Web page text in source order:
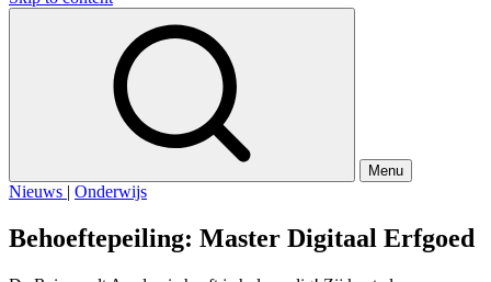
Menu
Nieuws | Onderwijs
Behoeftepeiling: Master Digitaal Erfgoed